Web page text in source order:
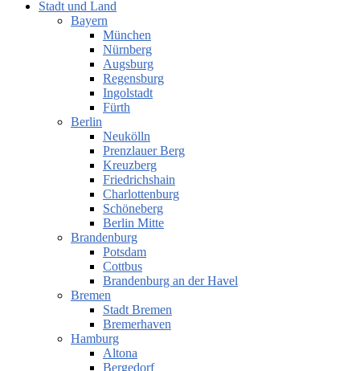
Stadt und Land
Bayern
München
Nürnberg
Augsburg
Regensburg
Ingolstadt
Fürth
Berlin
Neukölln
Prenzlauer Berg
Kreuzberg
Friedrichshain
Charlottenburg
Schöneberg
Berlin Mitte
Brandenburg
Potsdam
Cottbus
Brandenburg an der Havel
Bremen
Stadt Bremen
Bremerhaven
Hamburg
Altona
Bergedorf